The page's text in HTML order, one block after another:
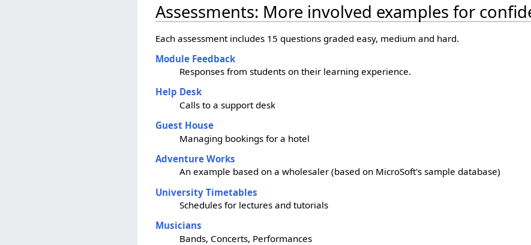
Assessments: More involved examples for
Each assessment includes 15 questions graded easy, medium and hard.
Module Feedback
Responses from students on their learning experience.
Help Desk
Calls to a support desk
Guest House
Managing bookings for a hotel
Adventure Works
An example based on a wholesaler (based on MicroSoft's sample database)
University Timetables
Schedules for lectures and tutorials
Musicians
Bands, Concerts, Performances